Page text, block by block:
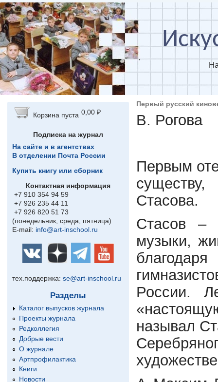
Перейти к основному содержанию
Корзина пуста 0,00 ₽
Подписка на журнал
На сайте и в агентствах
В отделении Почта России
Купить книгу или сборник
Контактная информация
+7 910 354 94 59
+7 926 235 44 11
+7 926 820 51 73
(понедельник, среда, пятница)
E-mail: info@art-inschool.ru
тех.поддержка: se@art-inschool.ru
Разделы
Каталог выпусков журнала
Проекты журнала
Редколлегия
Добрые вести
О журнале
Артпрофилактика
Книги
Новости
Первый русский
В. Рогова
Первым
Стасова.
Стасов –
музыки,
России.
называл